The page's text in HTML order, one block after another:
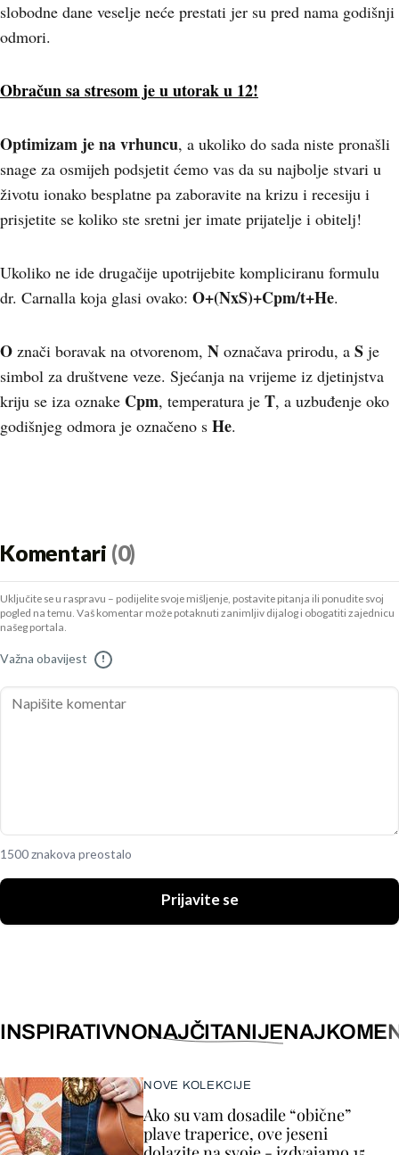
slobodne dane veselje neće prestati jer su pred nama godišnji
odmori.
Obračun sa stresom je u utorak u 12!
Optimizam je na vrhuncu, a ukoliko do sada niste pronašli
snage za osmijeh podsjetit ćemo vas da su najbolje stvari u
životu ionako besplatne pa zaboravite na krizu i recesiju i
prisjetite se koliko ste sretni jer imate prijatelje i obitelj!
Ukoliko ne ide drugačije upotrijebite kompliciranu formulu
dr. Carnalla koja glasi ovako: O+(NxS)+Cpm/t+He.
O znači boravak na otvorenom, N označava prirodu, a S je
simbol za društvene veze. Sjećanja na vrijeme iz djetinjstva
kriju se iza oznake Cpm, temperatura je T, a uzbuđenje oko
godišnjeg odmora je označeno s He.
Komentari (0)
Uključite se u raspravu – podijelite svoje mišljenje, postavite pitanja ili ponudite svoj
pogled na temu. Vaš komentar može potaknuti zanimljiv dijalog i obogatiti zajednicu
našeg portala.
Važna obavijest !
1500 znakova preostalo
Prijavite se
INSPIRATIVNONAJČITANIJE
NOVE KOLEKCIJE
Ako su vam dosadile “obične”
plave traperice, ove jeseni